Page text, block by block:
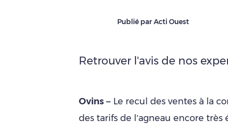
Publié par Acti Ouest
Retrouver l'avis de nos
Ovins – Le recul des ventes à la
des tarifs de l’agneau encore très